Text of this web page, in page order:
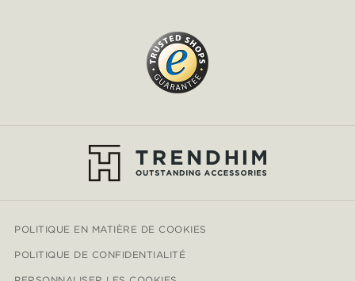
POLITIQUE EN MATIÈRE DE COOKIES
POLITIQUE DE CONFIDENTIALITÉ